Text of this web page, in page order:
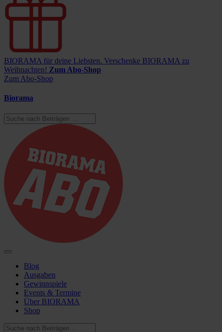
BIORAMA für deine Liebsten. Verschenke BIORAMA zu
Weihnachten! Zum Abo-Shop
Zum Abo-Shop
Biorama
Blog
Ausgaben
Gewinnspiele
Events & Termine
Über BIORAMA
Shop